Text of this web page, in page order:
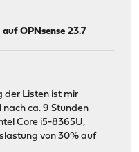
auf OPNsense 23.7
der Listen ist mir
ca. 9 Stunden
Core i5-8365U,
von 30% auf